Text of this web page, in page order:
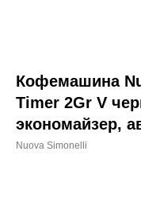
Кофемашина
Timer 2Gr V
экономайзер,
Nuova Simonelli